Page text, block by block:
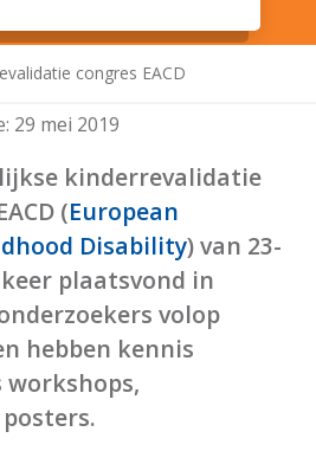
congres EACD
29 mei 2019
kinderrevalidatie
(European
Disability) van 23-
plaatsvond in
volop
hebben kennis
workshops,